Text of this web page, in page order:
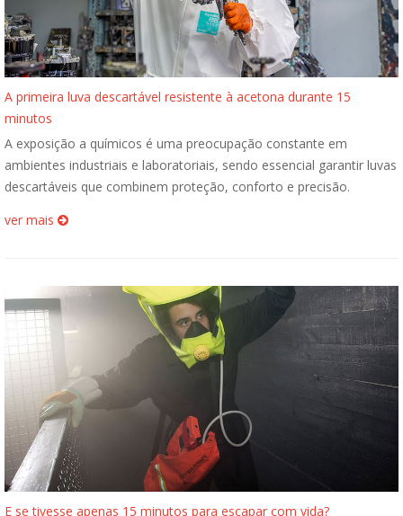
A primeira luva descartável resistente à acetona durante 15
minutos
A exposição a químicos é uma preocupação constante em
ambientes industriais e laboratoriais, sendo essencial garantir luvas
descartáveis que combinem proteção, conforto e precisão.
ver mais
E se tivesse apenas 15 minutos para escapar com vida?